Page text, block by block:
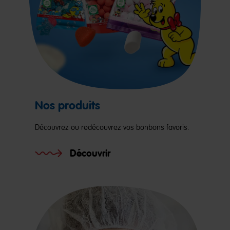
Nos produits
Découvrez ou redécouvrez vos bonbons favoris.
Découvrir